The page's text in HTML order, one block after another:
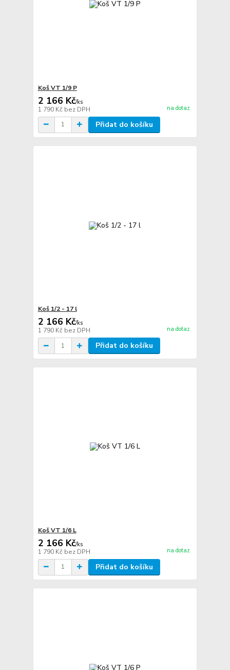
Koš VT 1/9 P
2 166 Kč/ks
1 790 Kč bez DPH na dotaz
Přidat do košíku
Koš 1/2 - 17 l
2 166 Kč/ks
1 790 Kč bez DPH na dotaz
Přidat do košíku
Koš VT 1/6 L
2 166 Kč/ks
1 790 Kč bez DPH na dotaz
Přidat do košíku